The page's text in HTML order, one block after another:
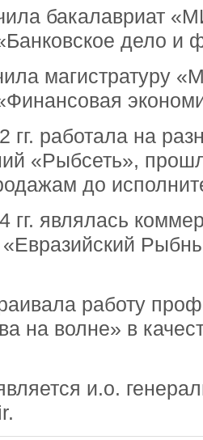
бакалавриат
дело и
гг. работала на
«Рыбсеть»,
до
гг. являлась
работу
на волне» в
и.о.